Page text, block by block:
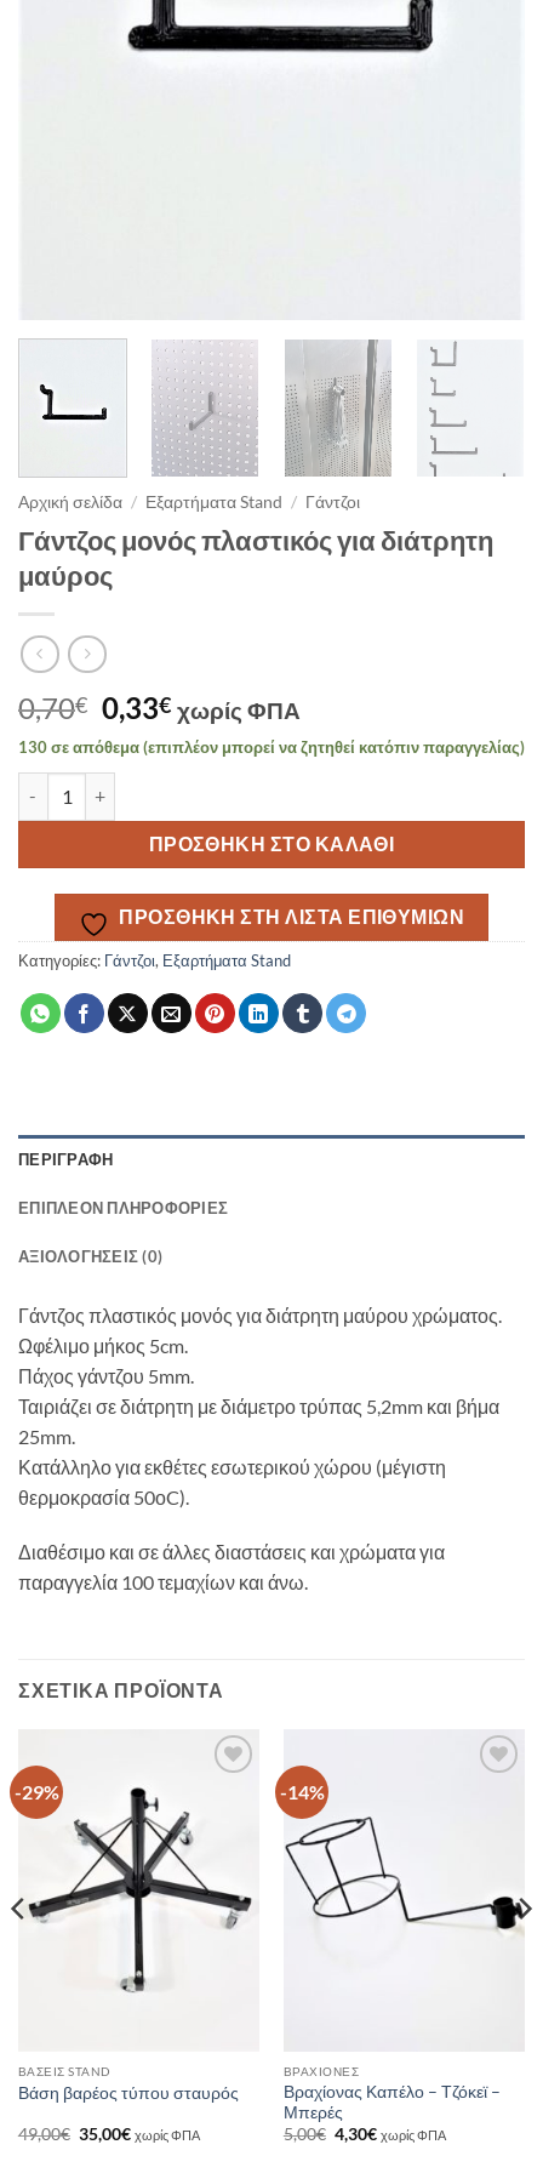
Αρχική σελίδα / Εξαρτήματα Stand / Γάντζοι
Γάντζος μονός πλαστικός για διάτρητη
μαύρος
0,70€ Original
price
was:
0,70€.
0,33€Η
τρέχουσα
τιμή
0,33€.
χωρίς ΦΠΑ
130 σε απόθεμα (επιπλέον μπορεί να ζητηθεί κατόπιν παραγγελίας)
ΠΡΟΣΘΉΚΗ ΣΤΟ ΚΑΛΆΘΙ
ΠΡΟΣΘΉΚΗ ΣΤΗ ΛΊΣΤΑ ΕΠΙΘΥΜΙΏΝ
Κατηγορίες: Γάντζοι, Εξαρτήματα Stand
ΠΕΡΙΓΡΑΦΉ
ΕΠΙΠΛΈΟΝ ΠΛΗΡΟΦΟΡΊΕΣ
ΑΞΙΟΛΟΓΉΣΕΙΣ (0)
Γάντζος πλαστικός μονός για διάτρητη μαύρου χρώματος.
Ωφέλιμο μήκος 5cm.
Πάχος γάντζου 5mm.
Ταιριάζει σε διάτρητη με διάμετρο τρύπας 5,2mm και βήμα
25mm.
Κατάλληλο για εκθέτες εσωτερικού χώρου (μέγιστη
θερμοκρασία 50οC).
Διαθέσιμο και σε άλλες διαστάσεις και χρώματα για
παραγγελία 100 τεμαχίων και άνω.
ΣΧΕΤΙΚΆ ΠΡΟΪΌΝΤΑ
-29%
ΠΡΟΣΘΉΚΗ
ΣΤΗ ΛΊΣΤΑ
ΕΠΙΘΥΜΙΏΝ
ΒΆΣΕΙΣ STAND
Βάση βαρέος τύπου σταυρός
49,00€ Original
price
35,00€Η
τρέχουσα
χωρίς ΦΠΑ
-14%
ΒΡΑΧΊΟΝΕΣ
Βραχίονας Καπέλο – Τζόκεϊ –
Μπερές
5,00€ Original
price
4,30€Η
τρέχουσα
χωρίς ΦΠΑ